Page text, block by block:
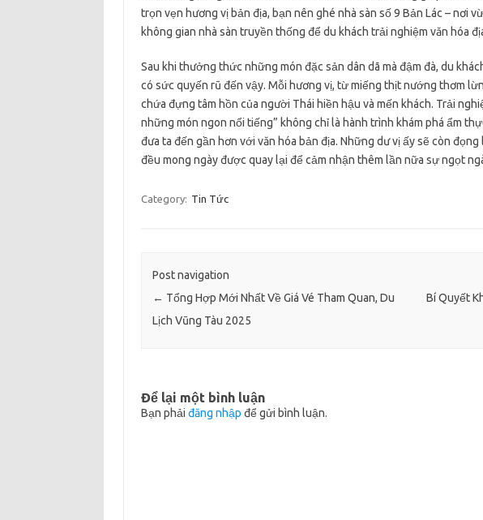
trọn vẹn hương vị bản địa, bạn nên ghé nhà sàn số 9 Bản Lác – nơi
không gian nhà sàn truyền thống để du khách trải nghiệm văn hóa
Sau khi thưởng thức những món đặc sản dân dã mà đậm đà, du
có sức quyến rũ đến vậy. Mỗi hương vị, từ miếng thịt nướng thơm
chứa đựng tâm hồn của người Thái hiền hậu và mến khách. Trải
những món ngon nổi tiếng” không chỉ là hành trình khám phá ẩm
đưa ta đến gần hơn với văn hóa bản địa. Những dư vị ấy sẽ còn
đều mong ngày được quay lại để cảm nhận thêm lần nữa sự ngọt
Category: Tin Tức
Post navigation
← Tổng Hợp Mới Nhất Về Giá Vé Tham Quan, Du
Lịch Vũng Tàu 2025
Bí Quyết
Để lại một bình luận
Bạn phải đăng nhập để gửi bình luận.